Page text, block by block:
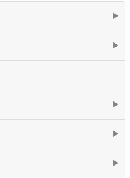
▶
▶
▶
▶
▶